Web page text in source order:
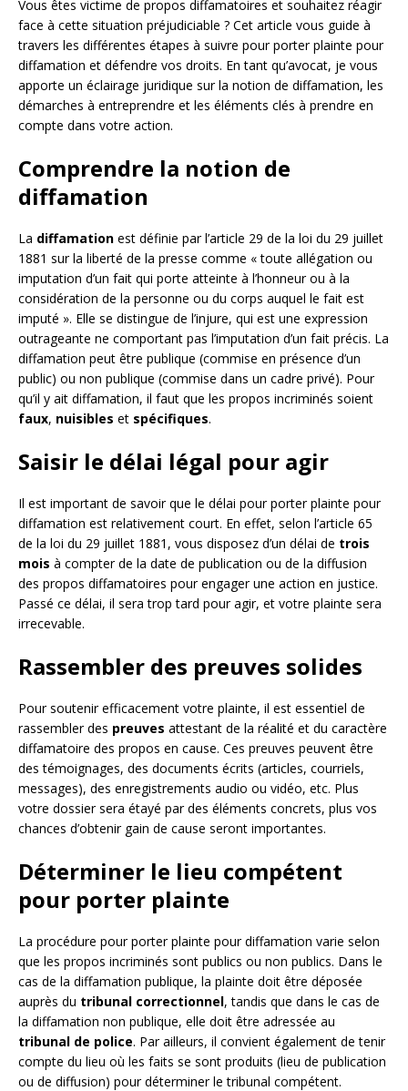
Vous êtes victime de propos diffamatoires et souhaitez réagir
face à cette situation préjudiciable ? Cet article vous guide à
travers les différentes étapes à suivre pour porter plainte pour
diffamation et défendre vos droits. En tant qu’avocat, je vous
apporte un éclairage juridique sur la notion de diffamation, les
démarches à entreprendre et les éléments clés à prendre en
compte dans votre action.
Comprendre la notion de
diffamation
La diffamation est définie par l’article 29 de la loi du 29 juillet
1881 sur la liberté de la presse comme « toute allégation ou
imputation d’un fait qui porte atteinte à l’honneur ou à la
considération de la personne ou du corps auquel le fait est
imputé ». Elle se distingue de l’injure, qui est une expression
outrageante ne comportant pas l’imputation d’un fait précis. La
diffamation peut être publique (commise en présence d’un
public) ou non publique (commise dans un cadre privé). Pour
qu’il y ait diffamation, il faut que les propos incriminés soient
faux, nuisibles et spécifiques.
Saisir le délai légal pour agir
Il est important de savoir que le délai pour porter plainte pour
diffamation est relativement court. En effet, selon l’article 65
de la loi du 29 juillet 1881, vous disposez d’un délai de trois
mois à compter de la date de publication ou de la diffusion
des propos diffamatoires pour engager une action en justice.
Passé ce délai, il sera trop tard pour agir, et votre plainte sera
irrecevable.
Rassembler des preuves solides
Pour soutenir efficacement votre plainte, il est essentiel de
rassembler des preuves attestant de la réalité et du caractère
diffamatoire des propos en cause. Ces preuves peuvent être
des témoignages, des documents écrits (articles, courriels,
messages), des enregistrements audio ou vidéo, etc. Plus
votre dossier sera étayé par des éléments concrets, plus vos
chances d’obtenir gain de cause seront importantes.
Déterminer le lieu compétent
pour porter plainte
La procédure pour porter plainte pour diffamation varie selon
que les propos incriminés sont publics ou non publics. Dans le
cas de la diffamation publique, la plainte doit être déposée
auprès du tribunal correctionnel, tandis que dans le cas de
la diffamation non publique, elle doit être adressée au
tribunal de police. Par ailleurs, il convient également de tenir
compte du lieu où les faits se sont produits (lieu de publication
ou de diffusion) pour déterminer le tribunal compétent.